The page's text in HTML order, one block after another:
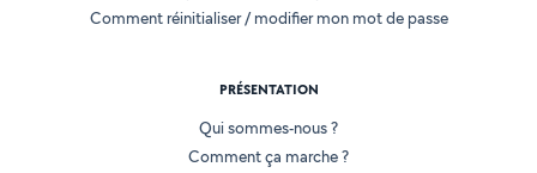
Comment réinitialiser / modifier mon mot de passe
PRÉSENTATION
Qui sommes-nous ?
Comment ça marche ?